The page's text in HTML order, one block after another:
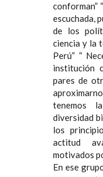
conforman”
escuchada,
de los
ciencia y la
Perú” “
institución
pares de
tenemos
diversidad
los
actitud
motivados
En ese